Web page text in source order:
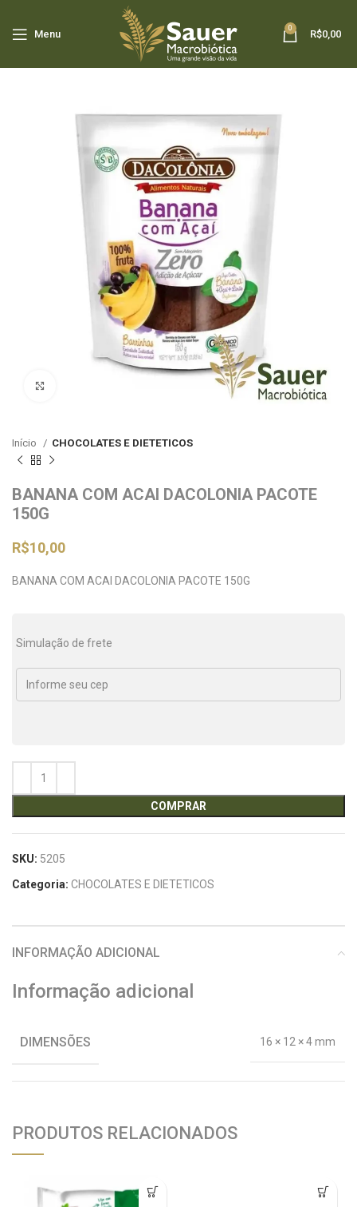
Menu
0
R$0,00
Início CHOCOLATES E DIETETICOS
BANANA COM ACAI DACOLONIA PACOTE
150G
R$10,00
BANANA COM ACAI DACOLONIA PACOTE 150G
Simulação de frete
COMPRAR
SKU: 5205
Categoria: CHOCOLATES E DIETETICOS
INFORMAÇÃO ADICIONAL
Informação adicional
DIMENSÕES 16 × 12 × 4 mm
PRODUTOS RELACIONADOS